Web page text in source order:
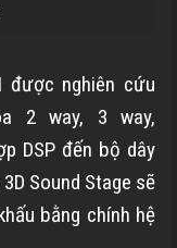
được nghiên cứu
2 way, 3 way,
DSP đến bộ dây
Sound Stage sẽ
bằng chính hệ